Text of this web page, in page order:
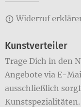
Widerruf
Kunstverteiler
Trage Dich in den
Angebote via E-
ausschließlich